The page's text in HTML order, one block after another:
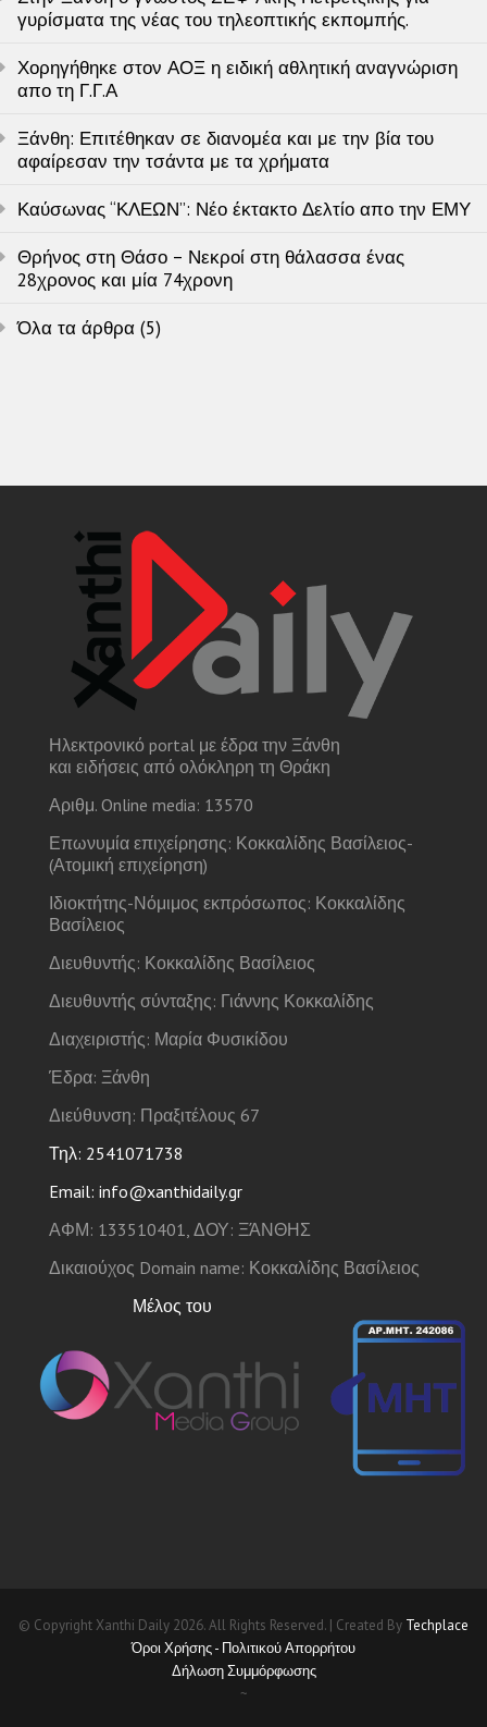
γυρίσματα της νέας του τηλεοπτικής εκπομπής.
Χορηγήθηκε στον ΑΟΞ η ειδική αθλητική αναγνώριση
απο τη Γ.Γ.Α
Ξάνθη: Επιτέθηκαν σε διανομέα και με την βία του
αφαίρεσαν την τσάντα με τα χρήματα
Καύσωνας “ΚΛΕΩΝ”: Νέο έκτακτο Δελτίο απο την ΕΜΥ
Θρήνος στη Θάσο – Νεκροί στη θάλασσα ένας
28χρονος και μία 74χρονη
Όλα τα άρθρα (5)
Ηλεκτρονικό portal με έδρα την Ξάνθη
και ειδήσεις από ολόκληρη τη Θράκη
Αριθμ. Online media: 13570
Επωνυμία επιχείρησης: Κοκκαλίδης Βασίλειος-
(Ατομική επιχείρηση)
Ιδιοκτήτης-Νόμιμος εκπρόσωπος: Κοκκαλίδης
Βασίλειος
Διευθυντής: Κοκκαλίδης Βασίλειος
Διευθυντής σύνταξης: Γιάννης Κοκκαλίδης
Διαχειριστής: Μαρία Φυσικίδου
Έδρα: Ξάνθη
Διεύθυνση: Πραξιτέλους 67
Τηλ: 2541071738
Email: info@xanthidaily.gr
ΑΦΜ: 133510401, ΔΟΥ: ΞΆΝΘΗΣ
Δικαιούχος Domain name: Κοκκαλίδης Βασίλειος
Μέλος του
© Copyright Xanthi Daily 2026. All Rights Reserved. | Created By Techplace
Όροι Χρήσης - Πολιτικού Απορρήτου
Δήλωση Συμμόρφωσης
~